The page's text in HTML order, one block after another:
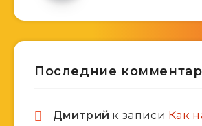
Последние
Дмитрий к записи Как